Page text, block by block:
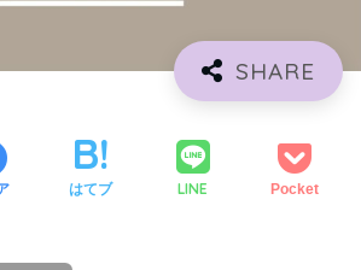
はてブ LINE Pocket